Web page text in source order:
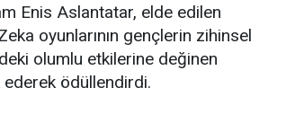
Enis Aslantatar, elde edilen
oyunlarının gençlerin zihinsel
olumlu etkilerine değinen
ödüllendirdi.